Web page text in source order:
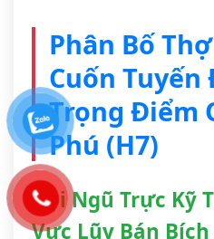
Phân Bố
Cuốn
Trọng Điểm
Phú (H7)
Đội Ngũ Trực Kỹ
Vực Lũy Bán Bích